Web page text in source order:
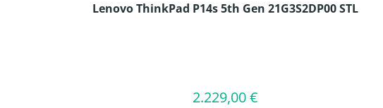
Lenovo ThinkPad P14s 5th Gen 21G3S2DP00 STL
Regulärer Preis:
2.229,00 €
In den Warenkorb